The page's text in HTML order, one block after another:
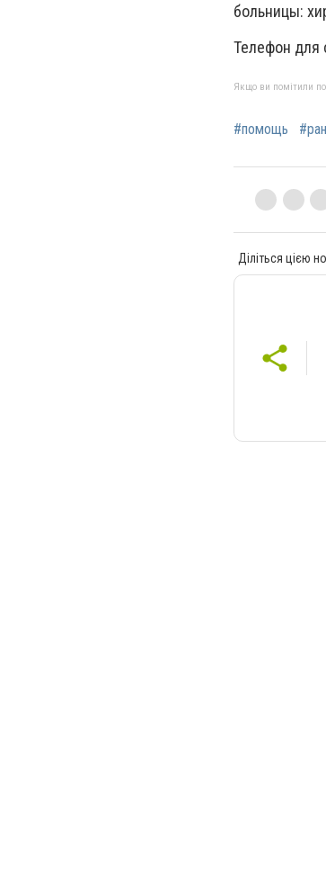
больницы:
Телефон для
Якщо ви помітили
#помощь
Діліться цією